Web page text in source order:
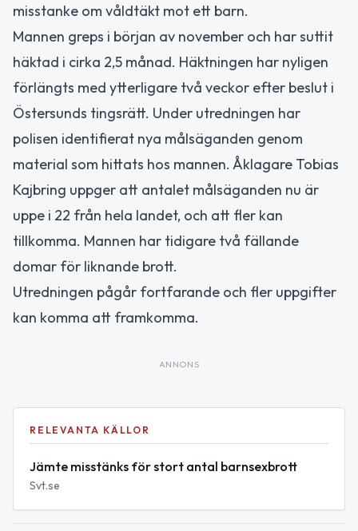
misstanke om våldtäkt mot ett barn.
Mannen greps i början av november och har suttit
häktad i cirka 2,5 månad. Häktningen har nyligen
förlängts med ytterligare två veckor efter beslut i
Östersunds tingsrätt. Under utredningen har
polisen identifierat nya målsäganden genom
material som hittats hos mannen. Åklagare Tobias
Kajbring uppger att antalet målsäganden nu är
uppe i 22 från hela landet, och att fler kan
tillkomma. Mannen har tidigare två fällande
domar för liknande brott.
Utredningen pågår fortfarande och fler uppgifter
kan komma att framkomma.
ANNONS
RELEVANTA KÄLLOR
Jämte misstänks för stort antal barnsexbrott
Svt.se